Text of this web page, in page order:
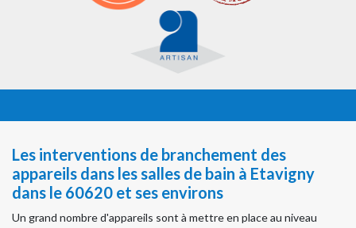
Les interventions de branchement des
appareils dans les salles de bain à Etavigny
dans le 60620 et ses environs
Un grand nombre d'appareils sont à mettre en place au niveau